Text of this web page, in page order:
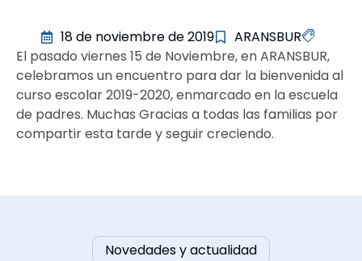
18 de noviembre de 2019
ARANSBUR
El pasado viernes 15 de Noviembre, en ARANSBUR,
celebramos un encuentro para dar la bienvenida al
curso escolar 2019-2020, enmarcado en la escuela
de padres. Muchas Gracias a todas las familias por
compartir esta tarde y seguir creciendo.
Novedades y actualidad